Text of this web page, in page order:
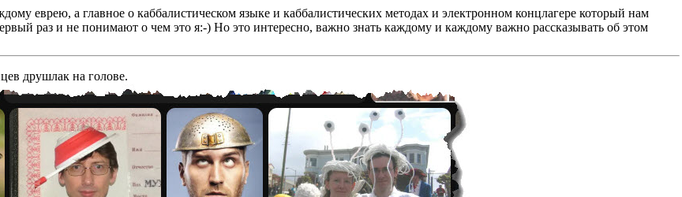
еврею, а главное о каббалистическом языке и каббалистических методах и электронном концлагере который нам
раз и не понимают о чем это я:-) Но это интересно, важно знать каждому и каждому важно рассказывать об этом
друшлак на голове.